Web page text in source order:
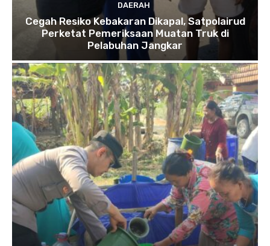
DAERAH
Cegah Resiko Kebakaran Dikapal, Satpolairud
Perketat Pemeriksaan Muatan Truk di
Pelabuhan Jangkar